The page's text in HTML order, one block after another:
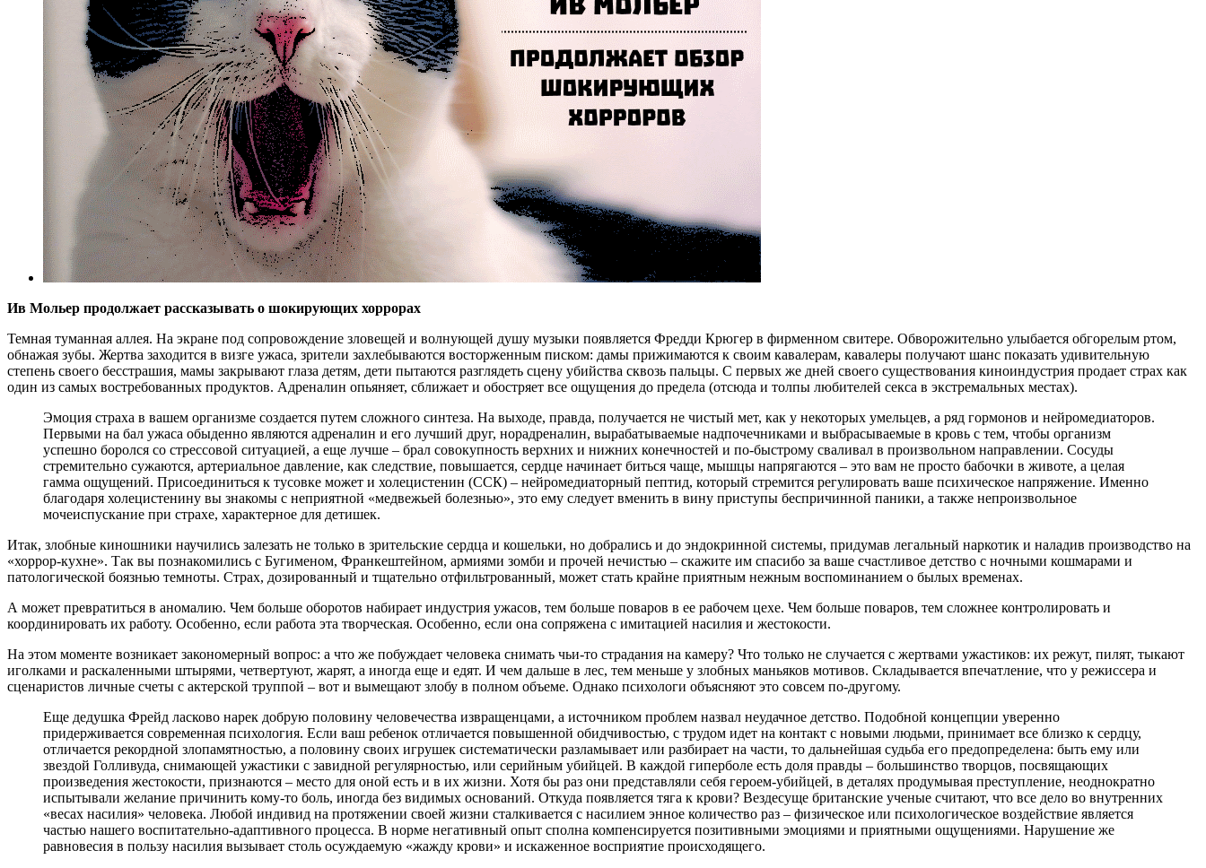
Ив Мольер продолжает рассказывать о шокирующих хоррорах
Темная туманная аллея. На экране под сопровождение зловещей и волнующей душу музыки появляется Фредди Крюгер в фирменном свитере. Обворожительно улыбается обгорелым ртом,
обнажая зубы. Жертва заходится в визге ужаса, зрители захлебываются восторженным писком: дамы прижимаются к своим кавалерам, кавалеры получают шанс показать удивительную
степень своего бесстрашия, мамы закрывают глаза детям, дети пытаются разглядеть сцену убийства сквозь пальцы. С первых же дней своего существования киноиндустрия продает страх как
один из самых востребованных продуктов. Адреналин опьяняет, сближает и обостряет все ощущения до предела (отсюда и толпы любителей секса в экстремальных местах).
Эмоция страха в вашем организме создается путем сложного синтеза. На выходе, правда, получается не чистый мет, как у некоторых умельцев, а ряд гормонов и нейромедиаторов.
Первыми на бал ужаса обыденно являются адреналин и его лучший друг, норадреналин, вырабатываемые надпочечниками и выбрасываемые в кровь с тем, чтобы организм
успешно боролся со стрессовой ситуацией, а еще лучше – брал совокупность верхних и нижних конечностей и по-быстрому сваливал в произвольном направлении. Сосуды
стремительно сужаются, артериальное давление, как следствие, повышается, сердце начинает биться чаще, мышцы напрягаются – это вам не просто бабочки в животе, а целая
гамма ощущений. Присоединиться к тусовке может и холецистенин (ССК) – нейромедиаторный пептид, который стремится регулировать ваше психическое напряжение. Именно
благодаря холецистенину вы знакомы с неприятной «медвежьей болезнью», это ему следует вменить в вину приступы беспричинной паники, а также непроизвольное
мочеиспускание при страхе, характерное для детишек.
Итак, злобные киношники научились залезать не только в зрительские сердца и кошельки, но добрались и до эндокринной системы, придумав легальный наркотик и наладив производство на
«хоррор-кухне». Так вы познакомились с Бугименом, Франкештейном, армиями зомби и прочей нечистью – скажите им спасибо за ваше счастливое детство с ночными кошмарами и
патологической боязнью темноты. Страх, дозированный и тщательно отфильтрованный, может стать крайне приятным нежным воспоминанием о былых временах.
А может превратиться в аномалию. Чем больше оборотов набирает индустрия ужасов, тем больше поваров в ее рабочем цехе. Чем больше поваров, тем сложнее контролировать и
координировать их работу. Особенно, если работа эта творческая. Особенно, если она сопряжена с имитацией насилия и жестокости.
На этом моменте возникает закономерный вопрос: а что же побуждает человека снимать чьи-то страдания на камеру? Что только не случается с жертвами ужастиков: их режут, пилят, тыкают
иголками и раскаленными штырями, четвертуют, жарят, а иногда еще и едят. И чем дальше в лес, тем меньше у злобных маньяков мотивов. Складывается впечатление, что у режиссера и
сценаристов личные счеты с актерской труппой – вот и вымещают злобу в полном объеме. Однако психологи объясняют это совсем по-другому.
Еще дедушка Фрейд ласково нарек добрую половину человечества извращенцами, а источником проблем назвал неудачное детство. Подобной концепции уверенно
придерживается современная психология. Если ваш ребенок отличается повышенной обидчивостью, с трудом идет на контакт с новыми людьми, принимает все близко к сердцу,
отличается рекордной злопамятностью, а половину своих игрушек систематически разламывает или разбирает на части, то дальнейшая судьба его предопределена: быть ему или
звездой Голливуда, снимающей ужастики с завидной регулярностью, или серийным убийцей. В каждой гиперболе есть доля правды – большинство творцов, посвящающих
произведения жестокости, признаются – место для оной есть и в их жизни. Хотя бы раз они представляли себя героем-убийцей, в деталях продумывая преступление, неоднократно
испытывали желание причинить кому-то боль, иногда без видимых оснований. Откуда появляется тяга к крови? Вездесуще британские ученые считают, что все дело во внутренних
«весах насилия» человека. Любой индивид на протяжении своей жизни сталкивается с насилием энное количество раз – физическое или психологическое воздействие является
частью нашего воспитательно-адаптивного процесса. В норме негативный опыт сполна компенсируется позитивными эмоциями и приятными ощущениями. Нарушение же
равновесия в пользу насилия вызывает столь осуждаемую «жажду крови» и искаженное восприятие происходящего.